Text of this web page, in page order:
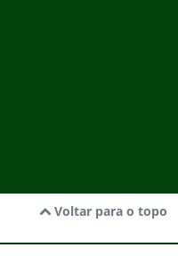
Voltar para o topo